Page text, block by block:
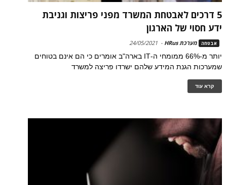
5 דרכים לאבטחת המשרד מפני פריצות וגניבת
ידע חסוי של הארגון
אבטחה מערכת HRus -
24/05/2021
יותר מ-66% ממומחי ה-IT בארה"ב אומרים כי הם אינם בטוחים
שמערכות הגנת המידע שלהם ישרדו פריצה למשרד
קרא עוד